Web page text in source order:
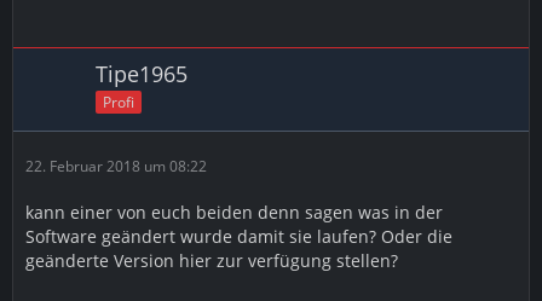
Tipe1965
Profi
22. Februar 2018 um 08:22
kann einer von euch beiden denn sagen was in der
Software geändert wurde damit sie laufen? Oder die
geänderte Version hier zur verfügung stellen?